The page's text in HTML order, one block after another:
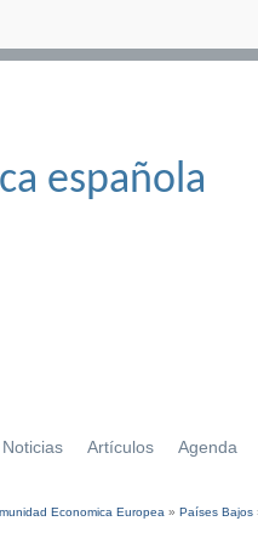
española
Noticias Artículos Agenda
Economica Europea » Países Bajos